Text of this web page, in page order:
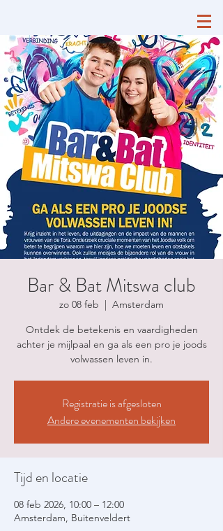
Bar & Bat Mitswa club
zo 08 feb
  |
Amsterdam
Ontdek de betekenis en vaardigheden
achter je mijlpaal en ga als een pro je joods
volwassen leven in.
Registratie is afgesloten
Andere evenementen bekijken
Tijd en locatie
08 feb 2026, 10:00 – 12:00
Amsterdam, Buitenveldert